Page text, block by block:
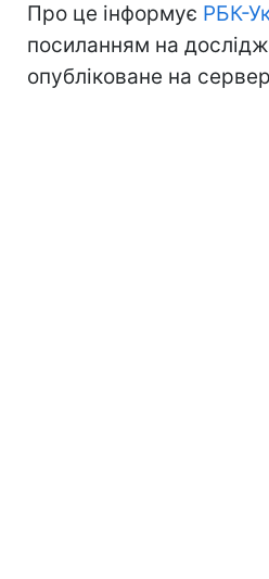
Про це інформує РБК-
посиланням на
опубліковане на